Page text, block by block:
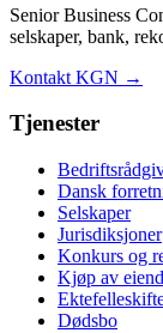
Senior Business
selskaper, bank,
Kontakt KGN →
Tjenester
Dansk
Selskaper
Jurisdiksjoner
Konkurs og
Kjøp av
Dødsbo